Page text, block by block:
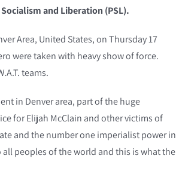
and Liberation (PSL).
Area, United States, on Thursday 17
were taken with heavy show of force.
teams.
in Denver area, part of the huge
for Elijah McClain and other victims of
and the number one imperialist power in
peoples of the world and this is what the